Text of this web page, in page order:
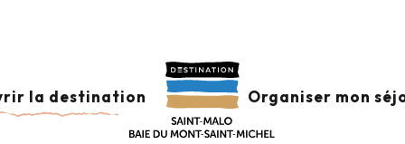
la destination Organiser mon
RANDONNÉES